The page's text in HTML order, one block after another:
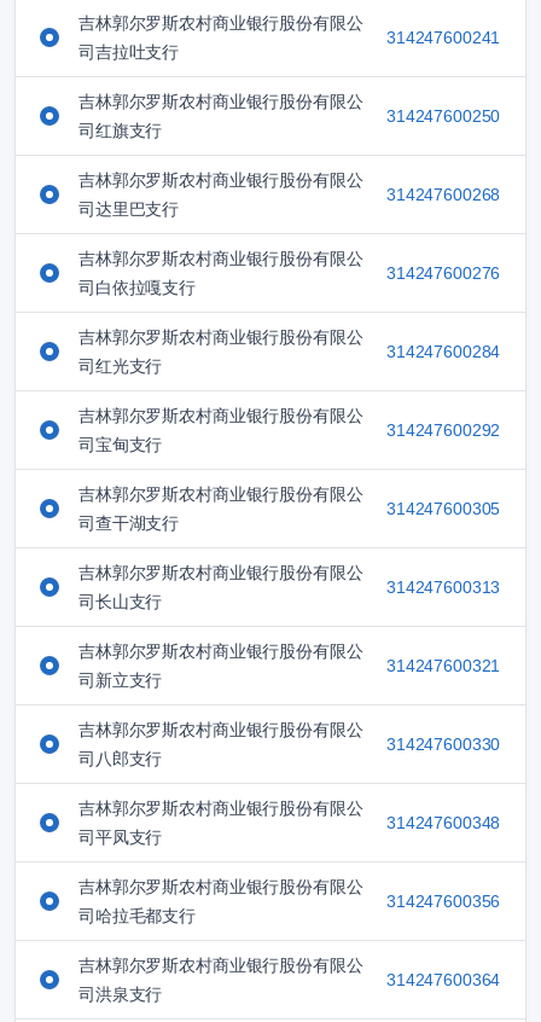
吉林郭尔罗斯农村商业银行股份有限公
司吉拉吐支行
314247600241
吉林郭尔罗斯农村商业银行股份有限公
司红旗支行
314247600250
吉林郭尔罗斯农村商业银行股份有限公
司达里巴支行
314247600268
吉林郭尔罗斯农村商业银行股份有限公
司白依拉嘎支行
314247600276
吉林郭尔罗斯农村商业银行股份有限公
司红光支行
314247600284
吉林郭尔罗斯农村商业银行股份有限公
司宝甸支行
314247600292
吉林郭尔罗斯农村商业银行股份有限公
司查干湖支行
314247600305
吉林郭尔罗斯农村商业银行股份有限公
司长山支行
314247600313
吉林郭尔罗斯农村商业银行股份有限公
司新立支行
314247600321
吉林郭尔罗斯农村商业银行股份有限公
司八郎支行
314247600330
吉林郭尔罗斯农村商业银行股份有限公
司平凤支行
314247600348
吉林郭尔罗斯农村商业银行股份有限公
司哈拉毛都支行
314247600356
吉林郭尔罗斯农村商业银行股份有限公
司洪泉支行
314247600364